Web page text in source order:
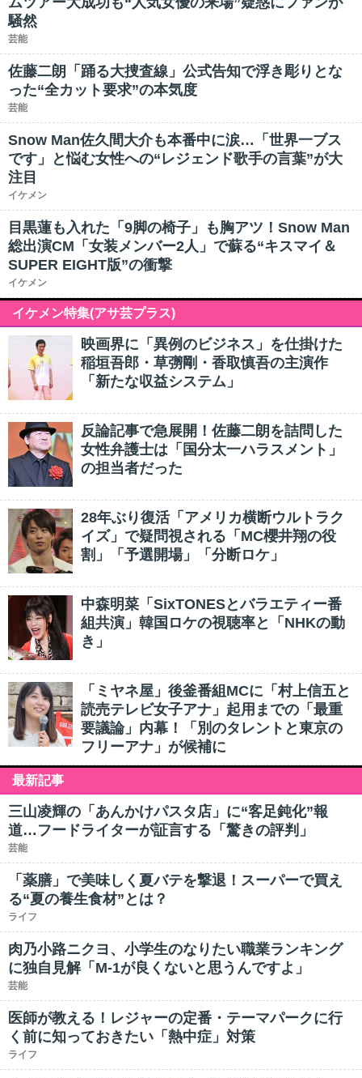
騒然
芸能
佐藤二朗「踊る大捜査線」公式告知で浮き彫りとな
った“全カット要求”の本気度
芸能
Snow Man佐久間大介も本番中に涙…「世界一ブス
です」と悩む女性への“レジェンド歌手の言葉”が大
注目
イケメン
目黒蓮も入れた「9脚の椅子」も胸アツ！Snow Man
総出演CM「女装メンバー2人」で蘇る“キスマイ＆
SUPER EIGHT版”の衝撃
イケメン
イケメン特集(アサ芸プラス)
映画界に「異例のビジネス」を仕掛けた
稲垣吾郎・草彅剛・香取慎吾の主演作
「新たな収益システム」
反論記事で急展開！佐藤二朗を詰問した
女性弁護士は「国分太一ハラスメント」
の担当者だった
28年ぶり復活「アメリカ横断ウルトラク
イズ」で疑問視される「MC櫻井翔の役
割」「予選開場」「分断ロケ」
中森明菜「SixTONESとバラエティー番
組共演」韓国ロケの視聴率と「NHKの動
き」
「ミヤネ屋」後釜番組MCに「村上信五と
読売テレビ女子アナ」起用までの「最重
要議論」内幕！「別のタレントと東京の
フリーアナ」が候補に
最新記事
三山凌輝の「あんかけパスタ店」に“客足鈍化”報
道…フードライターが証言する「驚きの評判」
芸能
「薬膳」で美味しく夏バテを撃退！スーパーで買え
る“夏の養生食材”とは？
ライフ
肉乃小路ニクヨ、小学生のなりたい職業ランキング
に独自見解「M-1が良くないと思うんですよ」
芸能
医師が教える！レジャーの定番・テーマパークに行
く前に知っておきたい「熱中症」対策
ライフ